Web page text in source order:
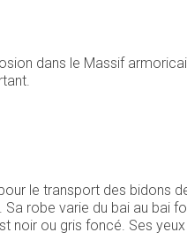
dans le Massif
le transport des bidons
robe varie du bai au bai
noir ou gris foncé. Ses